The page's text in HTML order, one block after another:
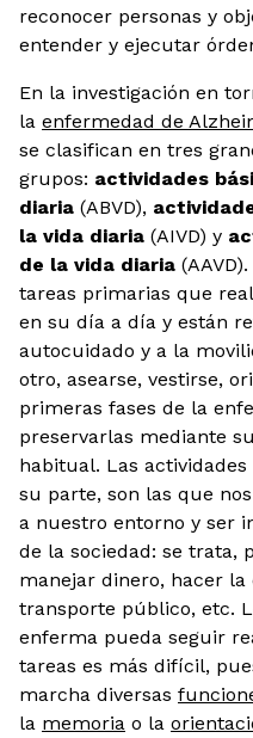
reconocer personas y
entender y ejecutar
En la investigación en
la enfermedad de
se clasifican en tres
grupos: actividades
diaria (ABVD), a
la vida diaria (AIVD) y
de la vida diaria
tareas primarias que
en su día a día y están
autocuidado y a la
otro, asearse, vestirse,
primeras fases de la
preservarlas mediante
habitual. Las actividades
su parte, son las que
a nuestro entorno y ser
de la sociedad: se trata,
manejar dinero, hacer
transporte público, etc.
enferma pueda seguir
tareas es más difícil,
marcha diversas
la memoria o la